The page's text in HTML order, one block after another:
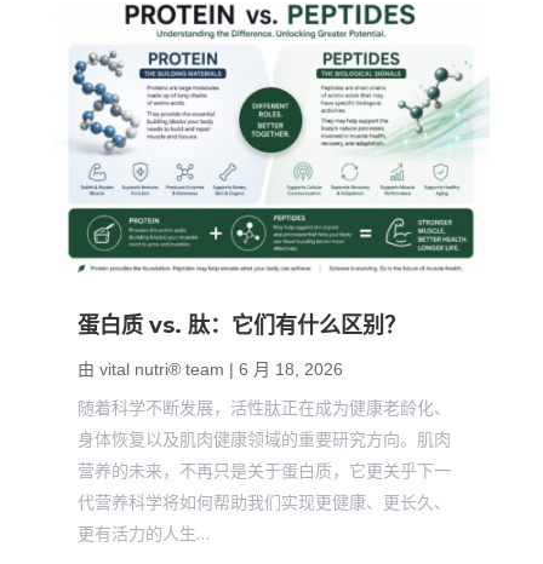
蛋白质 vs. 肽：它们有什么区别？
由 vital nutri® team | 6 月 18, 2026
随着科学不断发展，活性肽正在成为健康老龄化、
身体恢复以及肌肉健康领域的重要研究方向。肌肉
营养的未来，不再只是关于蛋白质，它更关乎下一
代营养科学将如何帮助我们实现更健康、更长久、
更有活力的人生…